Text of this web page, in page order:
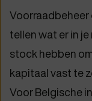
Voorraadbeheer
tellen wat er in
stock hebben
kapitaal vast te
Voor Belgische